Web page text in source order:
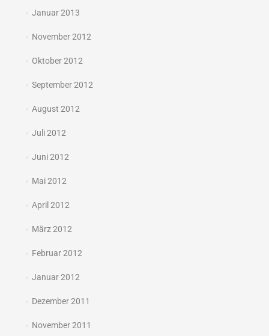
Januar 2013
November 2012
Oktober 2012
September 2012
August 2012
Juli 2012
Juni 2012
Mai 2012
April 2012
März 2012
Februar 2012
Januar 2012
Dezember 2011
November 2011